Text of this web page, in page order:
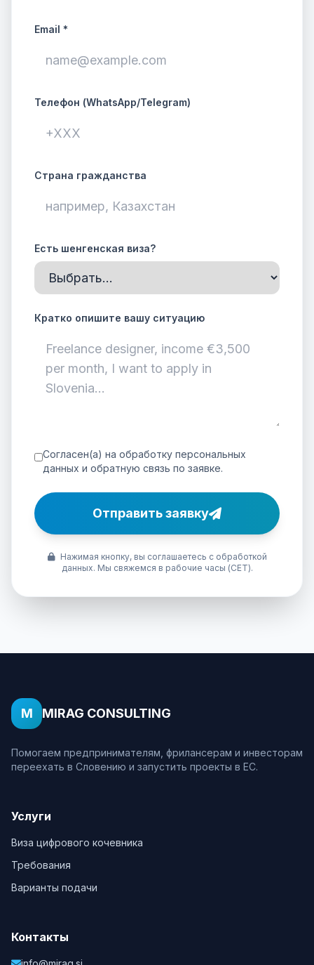
Email *
Телефон (WhatsApp/Telegram)
Страна гражданства
Есть шенгенская виза?
Кратко опишите вашу ситуацию
Согласен(а) на обработку персональных
данных и обратную связь по заявке.
Отправить заявку
Нажимая кнопку, вы соглашаетесь с обработкой
данных. Мы свяжемся в рабочие часы (CET).
M MIRAG CONSULTING
Помогаем предпринимателям, фрилансерам и инвесторам
переехать в Словению и запустить проекты в ЕС.
Услуги
Виза цифрового кочевника
Требования
Варианты подачи
Контакты